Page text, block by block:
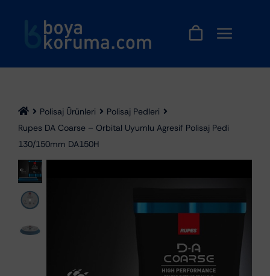
Polisaj Ürünleri
Polisaj Pedleri
Rupes DA Coarse – Orbital Uyumlu Agresif Polisaj Pedi
130/150mm DA150H